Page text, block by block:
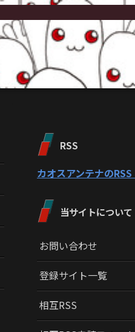
RSS
カオスアンテナのRSS
当サイトについて
お問い合わせ
登録サイト一覧
相互RSS